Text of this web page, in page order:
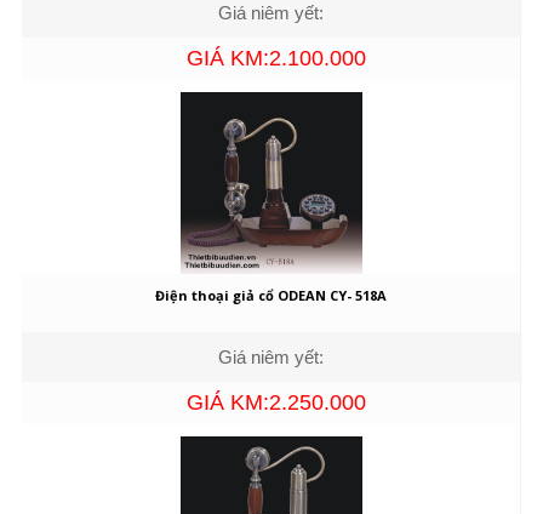
Giá niêm yết:
GIÁ KM:2.100.000
Điện thoại giả cổ ODEAN CY- 518A
Giá niêm yết:
GIÁ KM:2.250.000